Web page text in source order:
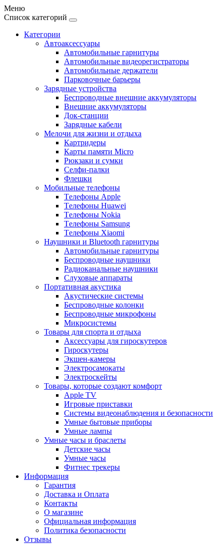
Меню
Список категорий
Категории
Автоаксессуары
Автомобильные гарнитуры
Автомобильные видеорегистраторы
Автомобильные держатели
Парковочные барьеры
Зарядные устройства
Беспроводные внешние аккумуляторы
Внешние аккумуляторы
Док-станции
Зарядные кабели
Мелочи для жизни и отдыха
Картридеры
Карты памяти Micro
Рюкзаки и сумки
Селфи-палки
Флешки
Мобильные телефоны
Tелефоны Apple
Tелефоны Huawei
Tелефоны Nokia
Tелефоны Samsung
Tелефоны Xiaomi
Наушники и Bluetooth гарнитуры
Автомобильные гарнитуры
Беспроводные наушники
Радиоканальные наушники
Слуховые аппараты
Портативная акустика
Акустические системы
Беспроводные колонки
Беспроводные микрофоны
Микросистемы
Товары для спорта и отдыха
Аксессуары для гироскутеров
Гироскутеры
Экшен-камеры
Электросамокаты
Электроскейты
Товары, которые создают комфорт
Apple TV
Игровые приставки
Системы видеонаблюдения и безопасности
Умные бытовые приборы
Умные лампы
Умные часы и браслеты
Детские часы
Умные часы
Фитнес трекеры
Информация
Гарантия
Доставка и Оплата
Контакты
О магазине
Официальная информация
Политика безопасности
Отзывы